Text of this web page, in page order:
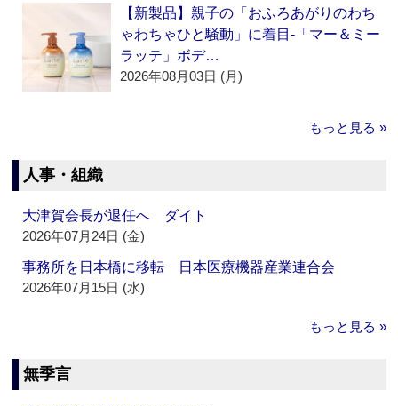
【新製品】親子の「おふろあがりのわち
ゃわちゃひと騒動」に着目‐「マー＆ミー
ラッテ」ボデ…
2026年08月03日 (月)
もっと見る »
人事・組織
大津賀会長が退任へ ダイト
2026年07月24日 (金)
事務所を日本橋に移転 日本医療機器産業連合会
2026年07月15日 (水)
もっと見る »
無季言